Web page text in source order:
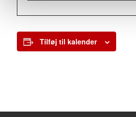
Tilføj til kalender